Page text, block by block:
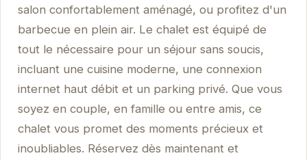
salon confortablement aménagé, ou profitez d'un
barbecue en plein air. Le chalet est équipé de
tout le nécessaire pour un séjour sans soucis,
incluant une cuisine moderne, une connexion
internet haut débit et un parking privé. Que vous
soyez en couple, en famille ou entre amis, ce
chalet vous promet des moments précieux et
inoubliables. Réservez dès maintenant et